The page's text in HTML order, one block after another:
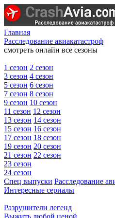
Главная
Расследование авиакатастроф
смотреть онлайн все сезоны
1 сезон 2 сезон
3 сезон 4 сезон
5 сезон 6 сезон
7 сезон 8 сезон
9 сезон 10 сезон
11 сезон 12 сезон
13 сезон 14 сезон
15 сезон 16 сезон
17 сезон 18 сезон
19 сезон 20 сезон
21 сезон 22 сезон
23 сезон
24 сезон
Спец выпуски Расследование
Интересные сериалы
Разрушители легенд
Выжить любой ценой